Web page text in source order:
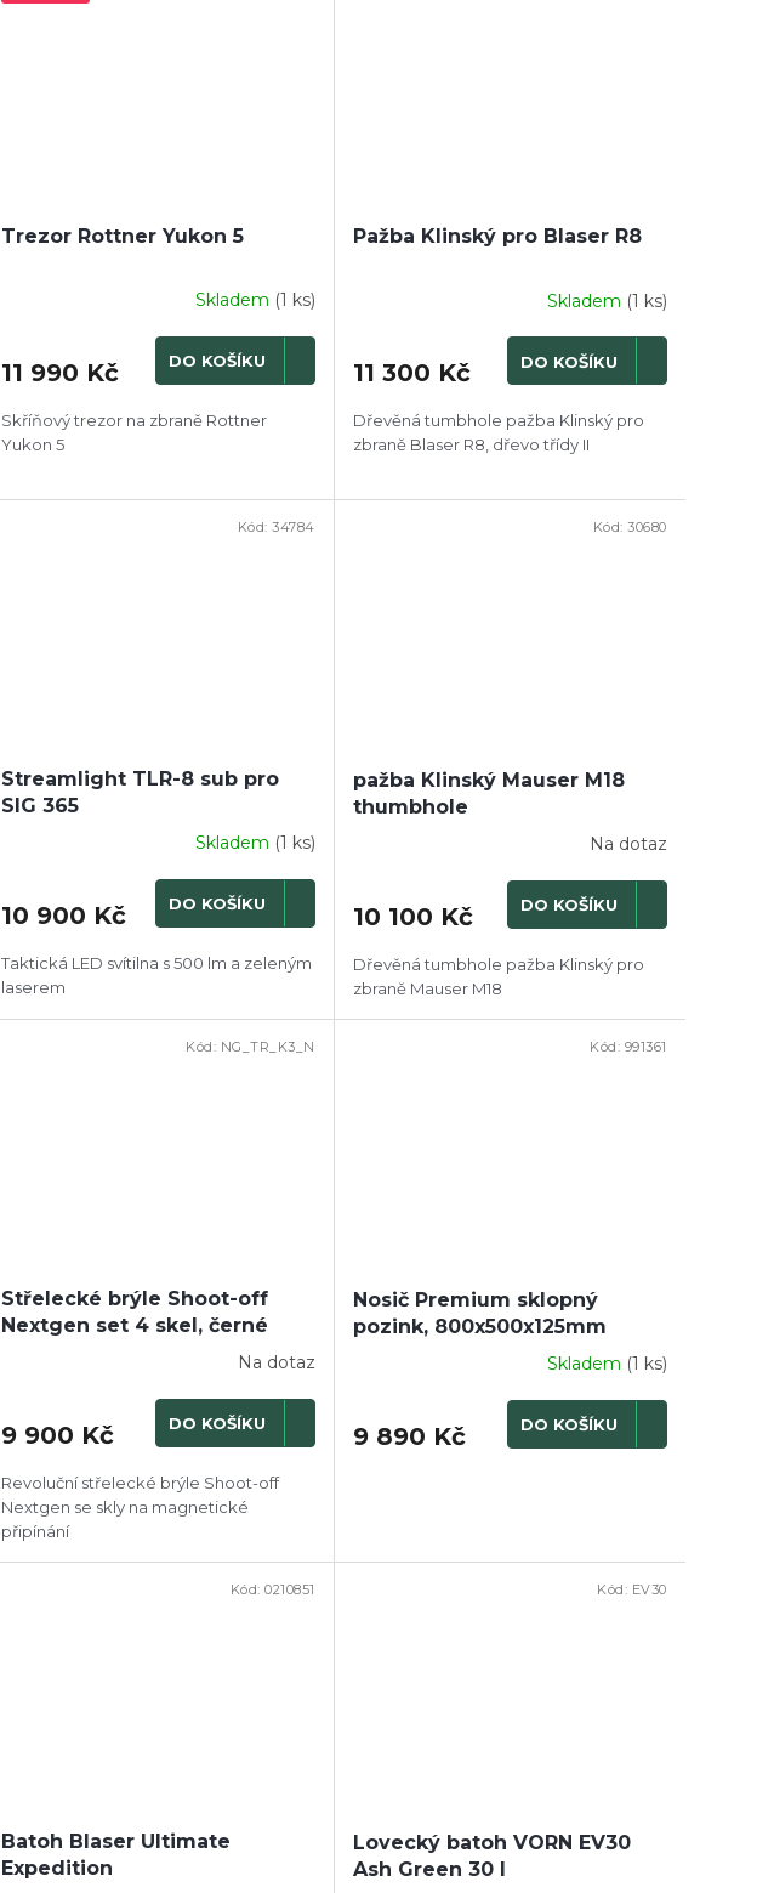
Trezor Rottner Yukon 5
Skladem (1 ks)
11 990 Kč DO KOŠÍKU
Skříňový trezor na zbraně Rottner
Yukon 5
Pažba Klinský pro Blaser R8
Skladem (1 ks)
11 300 Kč DO KOŠÍKU
Dřevěná tumbhole pažba Klinský pro
zbraně Blaser R8, dřevo třídy II
Streamlight TLR-8 sub pro
SIG 365
Skladem (1 ks)
10 900 Kč DO KOŠÍKU
Taktická LED svítilna s 500 lm a zeleným
laserem
Kód:34784
pažba Klinský Mauser M18
thumbhole
Na dotaz
10 100 Kč DO KOŠÍKU
Dřevěná tumbhole pažba Klinský pro
zbraně Mauser M18
Kód:30680
Střelecké brýle Shoot-off
Nextgen set 4 skel, černé
Na dotaz
9 900 Kč DO KOŠÍKU
Revoluční střelecké brýle Shoot-off
Nextgen se skly na magnetické
připínání
Kód: NG_TR_K3_N
Nosič Premium sklopný
pozink, 800x500x125mm
Skladem (1 ks)
9 890 Kč DO KOŠÍKU
Kód: 991361
Batoh Blaser Ultimate
Expedition
Kód:0210851
Lovecký batoh VORN EV30
Ash Green 30 l
Kód: EV30